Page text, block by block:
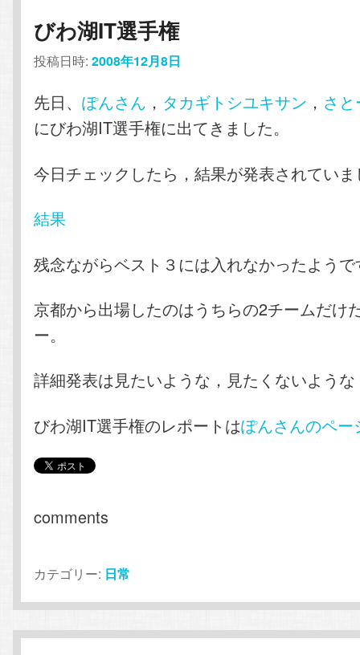
びわ湖IT選手権
投稿日時:2008年12月8日
先日、ぽんさん ， タカギトシユキサン ， さ
にびわ湖IT選手権に出てきました。
今日チェックしたら，結果が発表されてい
結果
残念ながらベスト３には入れなかったようで
京都から出場したのはうちらの2チームだけ
ー。
詳細発表は見たいような，見たくないよう
びわ湖IT選手権のレポートはぽんさんのペー
comments
カテゴリー: 日常